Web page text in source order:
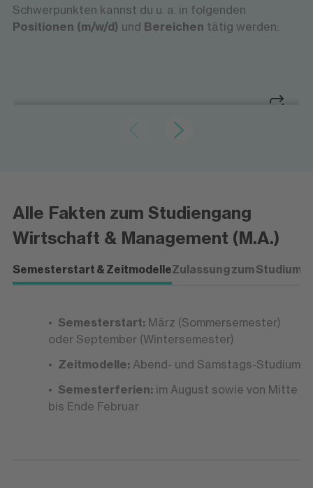
Schwerpunkten kannst du u. a. in folgenden
Positionen (m/w/d) und Bereichen tätig werden:
Managementfunktionen in der
begleiten
Strategien entwickeln und Transformation
Du analysierst Märkte, entwickelst Strategien
und steuerst Transformationsprozesse – mit
Blick auf Digitalisierung, Nachhaltigkeit und
langfristige Wettbewerbsfähigkeit.
Alle Fakten zum Studiengang
Wirtschaft & Management (M.A.)
Semesterstart & ZeitmodelleZulassung zum Studium
Semesterstart:März (Sommersemester)
oder September (Wintersemester)
Zeitmodelle: Abend- und Samstags-Studium
Semesterferien:im August sowie von Mitte
bis Ende Februar